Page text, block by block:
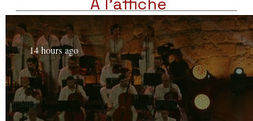
14 hours ago